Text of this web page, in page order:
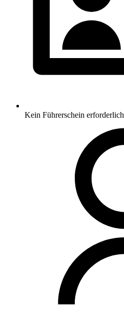
Kein Führerschein erforderlich